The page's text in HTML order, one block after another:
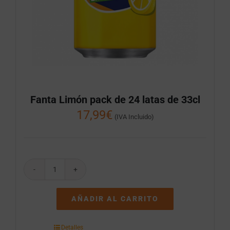
Fanta Limón pack de 24 latas de 33cl
17,99€ (IVA Incluido)
Fanta
latas
AÑADIR AL CARRITO
Detalles